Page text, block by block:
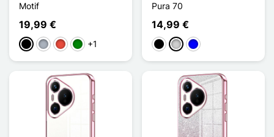
Motif
19,99 €
NegroGris RojoVerde
+1
Pura 70
14,99 €
NegroPlataAzul